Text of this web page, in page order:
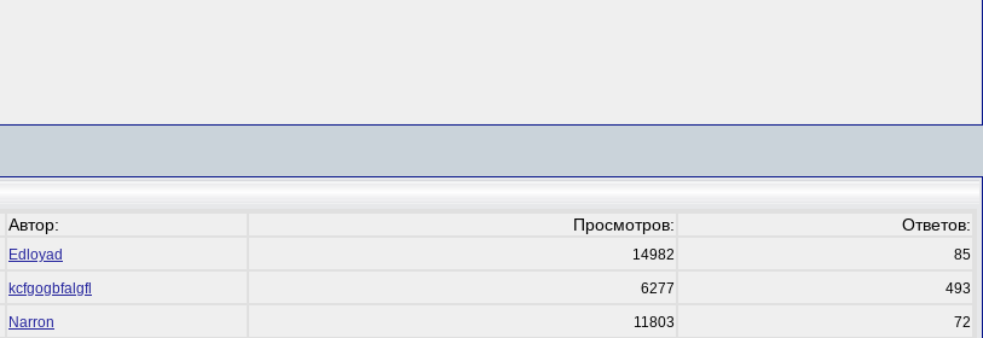
Автор: Просмотров: Ответов:
Edloyad 14982
85
kcfgogbfalgfl 6277
493
Narron 11803
72